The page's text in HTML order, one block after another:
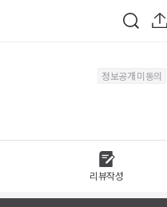
정보공개 미동의
리뷰작성